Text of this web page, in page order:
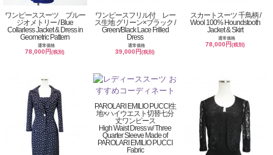
ワンピーススーツ ブルー
ジオメトリー / Blue
Collarless Jacket & Dress in
Geometric Pattern
通常価格
78,000円(税別)
ワンピースフリル付 レー
ス生地 グリーン×ブラック /
Green/Black Lace Frilled
Dress
通常価格
39,000円(税別)
スカートスーツ 千鳥柄 /
Wool 100% Houndstooth
Jacket & Skirt
通常価格
78,000円(税別)
PAROLARI EMILIO PUCCI生
地×ハイウエスト切替七分
丈ワンピース
High Waist Dress w/ Three
Quarter Sleeve Made of
PAROLARI EMILIO PUCCI
Fabric